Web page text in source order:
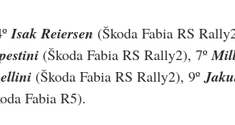
Isak Reiersen (Škoda Fabia RS
(Škoda Fabia RS Rally2), 7º
(Škoda Fabia RS Rally2), 9º
Fabia R5).